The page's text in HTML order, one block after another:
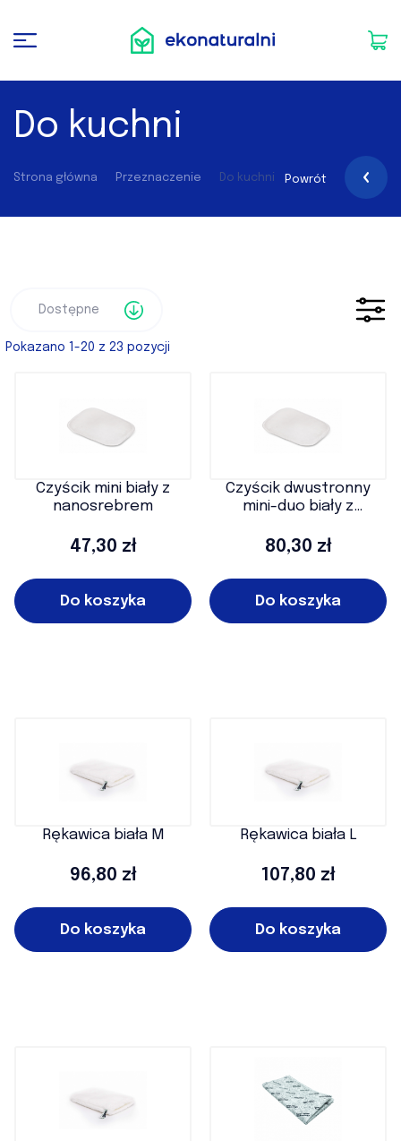
Do kuchni
Strona główna Przeznaczenie Do kuchni Powrót
Pokazano 1-20 z 23 pozycji
Czyścik mini biały z
nanosrebrem
Cena
47,30 zł
Do koszyka
Czyścik dwustronny
mini-duo biały z
Cena
80,30 zł
Do koszyka
Rękawica biała M
Cena
96,80 zł
Do koszyka
Rękawica biała L
Cena
107,80 zł
Do koszyka